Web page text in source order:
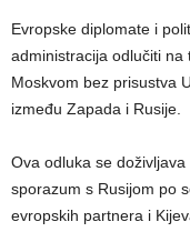
Evropske diplomate i
administracija odlučiti
Moskvom bez prisustva
između Zapada i Rusije.
Ova odluka se
sporazum s Rusijom po
evropskih partnera i